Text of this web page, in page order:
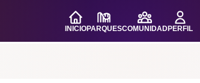
INICIOPARQUESCOMUNIDADPERFIL